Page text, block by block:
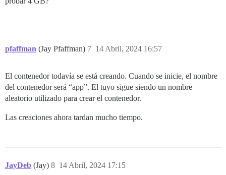
pfaffman (Jay Pfaffman) 14 Abril, 2024 16:57
7
El contenedor todavía se está creando. Cuando se inicie, el nombre
del contenedor será “app”. El tuyo sigue siendo un nombre
aleatorio utilizado para crear el contenedor.
Las creaciones ahora tardan mucho tiempo.
JayDeb (Jay) 14 Abril, 2024 17:15
8